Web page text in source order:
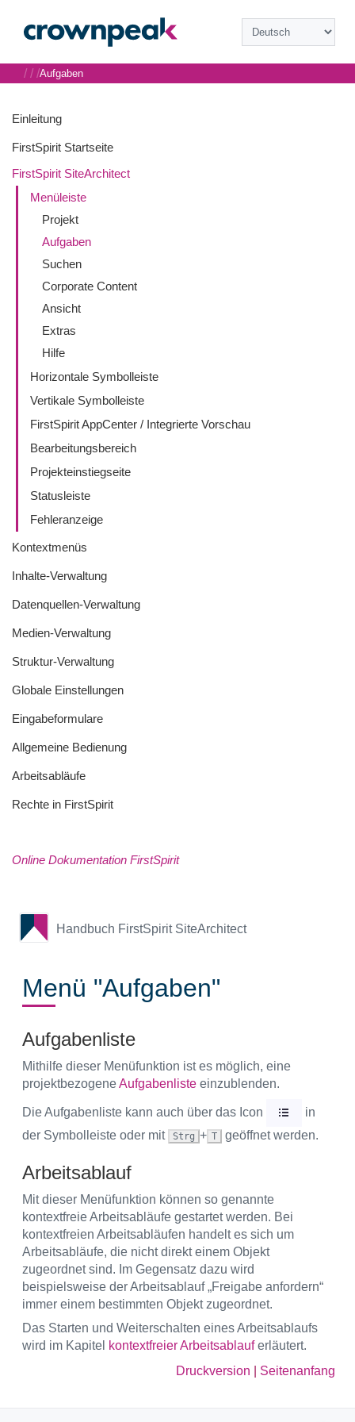
Einleitung
FirstSpirit Startseite
FirstSpirit SiteArchitect
Menüleiste
Projekt
Aufgaben
Suchen
Corporate Content
Ansicht
Extras
Hilfe
Horizontale Symbolleiste
Vertikale Symbolleiste
FirstSpirit AppCenter / Integrierte Vorschau
Bearbeitungsbereich
Projekteinstiegseite
Statusleiste
Fehleranzeige
Kontextmenüs
Inhalte-Verwaltung
Datenquellen-Verwaltung
Medien-Verwaltung
Struktur-Verwaltung
Globale Einstellungen
Eingabeformulare
Allgemeine Bedienung
Arbeitsabläufe
Rechte in FirstSpirit
Online Dokumentation FirstSpirit
Handbuch FirstSpirit SiteArchitect
/ / /Aufgaben
Menü "Aufgaben"
Aufgabenliste
Mithilfe dieser Menüfunktion ist es möglich, eine
projektbezogeneAufgabenliste einzublenden.
Die Aufgabenliste kann auch über das Icon
in
der Symbolleiste oder mit
Strg + T geöffnet werden.
Arbeitsablauf
Mit dieser Menüfunktion können so genannte
kontextfreie Arbeitsabläufe gestartet werden. Bei
kontextfreien Arbeitsabläufen handelt es sich um
Arbeitsabläufe, die nicht direkt einem Objekt
zugeordnet sind. Im Gegensatz dazu wird
beispielsweise der Arbeitsablauf „Freigabe anfordern“
immer einem bestimmten Objekt zugeordnet.
Das Starten und Weiterschalten eines Arbeitsablaufs
wird im Kapitel kontextfreier Arbeitsablauferläutert.
Druckversion
Seitenanfang